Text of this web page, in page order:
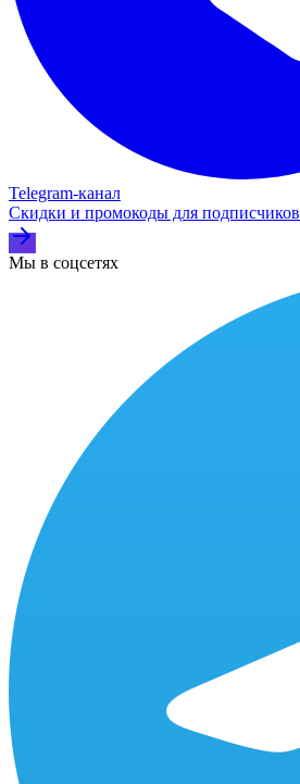
Telegram‑канал
Скидки и промокоды для подписчиков
Мы в соцсетях